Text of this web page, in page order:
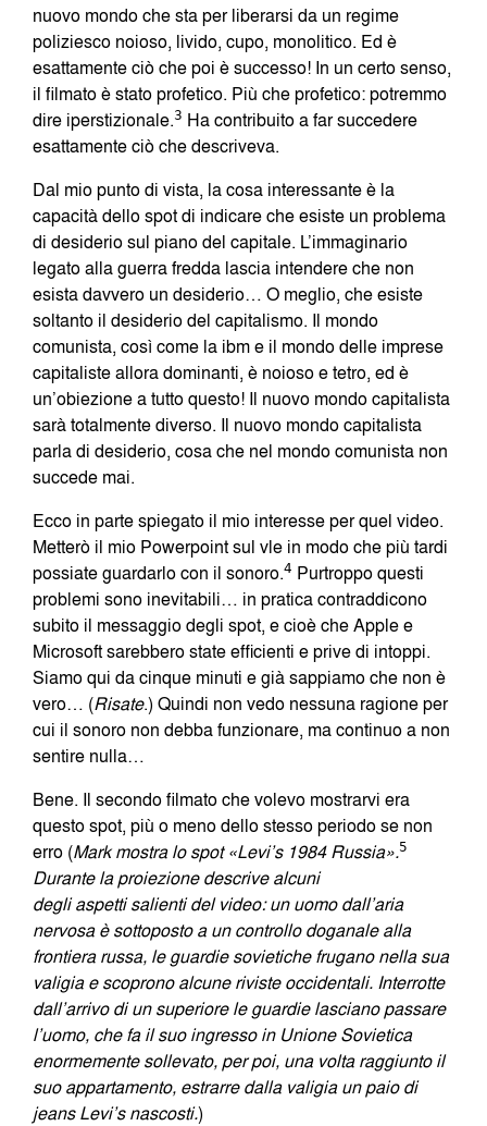
nuovo mondo che sta per liberarsi da un regime
poliziesco noioso, livido, cupo, monolitico. Ed è
esattamente ciò che poi è successo! In un certo senso,
il filmato è stato profetico. Più che profetico: potremmo
dire iperstizionale.3 Ha contribuito a far succedere
esattamente ciò che descriveva.
Dal mio punto di vista, la cosa interessante è la
capacità dello spot di indicare che esiste un problema
di desiderio sul piano del capitale. L’immaginario
legato alla guerra fredda lascia intendere che non
esista davvero un desiderio… O meglio, che esiste
soltanto il desiderio del capitalismo. Il mondo
comunista, così come la ibm e il mondo delle imprese
capitaliste allora dominanti, è noioso e tetro, ed è
un’obiezione a tutto questo! Il nuovo mondo capitalista
sarà totalmente diverso. Il nuovo mondo capitalista
parla di desiderio, cosa che nel mondo comunista non
succede mai.
Ecco in parte spiegato il mio interesse per quel video.
Metterò il mio Powerpoint sul vle in modo che più tardi
possiate guardarlo con il sonoro.4 Purtroppo questi
problemi sono inevitabili… in pratica contraddicono
subito il messaggio degli spot, e cioè che Apple e
Microsoft sarebbero state efficienti e prive di intoppi.
Siamo qui da cinque minuti e già sappiamo che non è
vero… (Risate.) Quindi non vedo nessuna ragione per
cui il sonoro non debba funzionare, ma continuo a non
sentire nulla…
Bene. Il secondo filmato che volevo mostrarvi era
questo spot, più o meno dello stesso periodo se non
erro (Mark mostra lo spot «Levi’s 1984 Russia».5
Durante la proiezione descrive alcuni
degli aspetti salienti del video: un uomo dall’aria
nervosa è sottoposto a un controllo doganale alla
frontiera russa, le guardie sovietiche frugano nella sua
valigia e scoprono alcune riviste occidentali. Interrotte
dall’arrivo di un superiore le guardie lasciano passare
l’uomo, che fa il suo ingresso in Unione Sovietica
enormemente sollevato, per poi, una volta raggiunto il
suo appartamento, estrarre dalla valigia un paio di
jeans Levi’s nascosti.)